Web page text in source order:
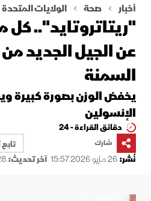
أخبار صحة الولايات المتحدة
"ريتاتروتايد".. كل
عن الجيل الجديد
السمنة
يخفض الوزن بصورة كبيرة
الإنسولين
دقائق القراءة - 24
شارك
نُشر:26 مايو 2026 15:57 آخر تحديث:28